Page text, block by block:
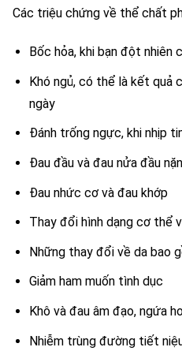
Các triệu chứng về thể chất
Bốc hỏa, khi bạn đột
Khó ngủ, có thể là kết quả
ngày
Đánh trống ngực, khi nhịp
Đau đầu và đau nửa đầu
Đau nhức cơ và đau khớp
Thay đổi hình dạng cơ thể
Những thay đổi về da bao
Giảm ham muốn tình dục
Khô và đau âm đạo, ngứa
Nhiễm trùng đường tiết